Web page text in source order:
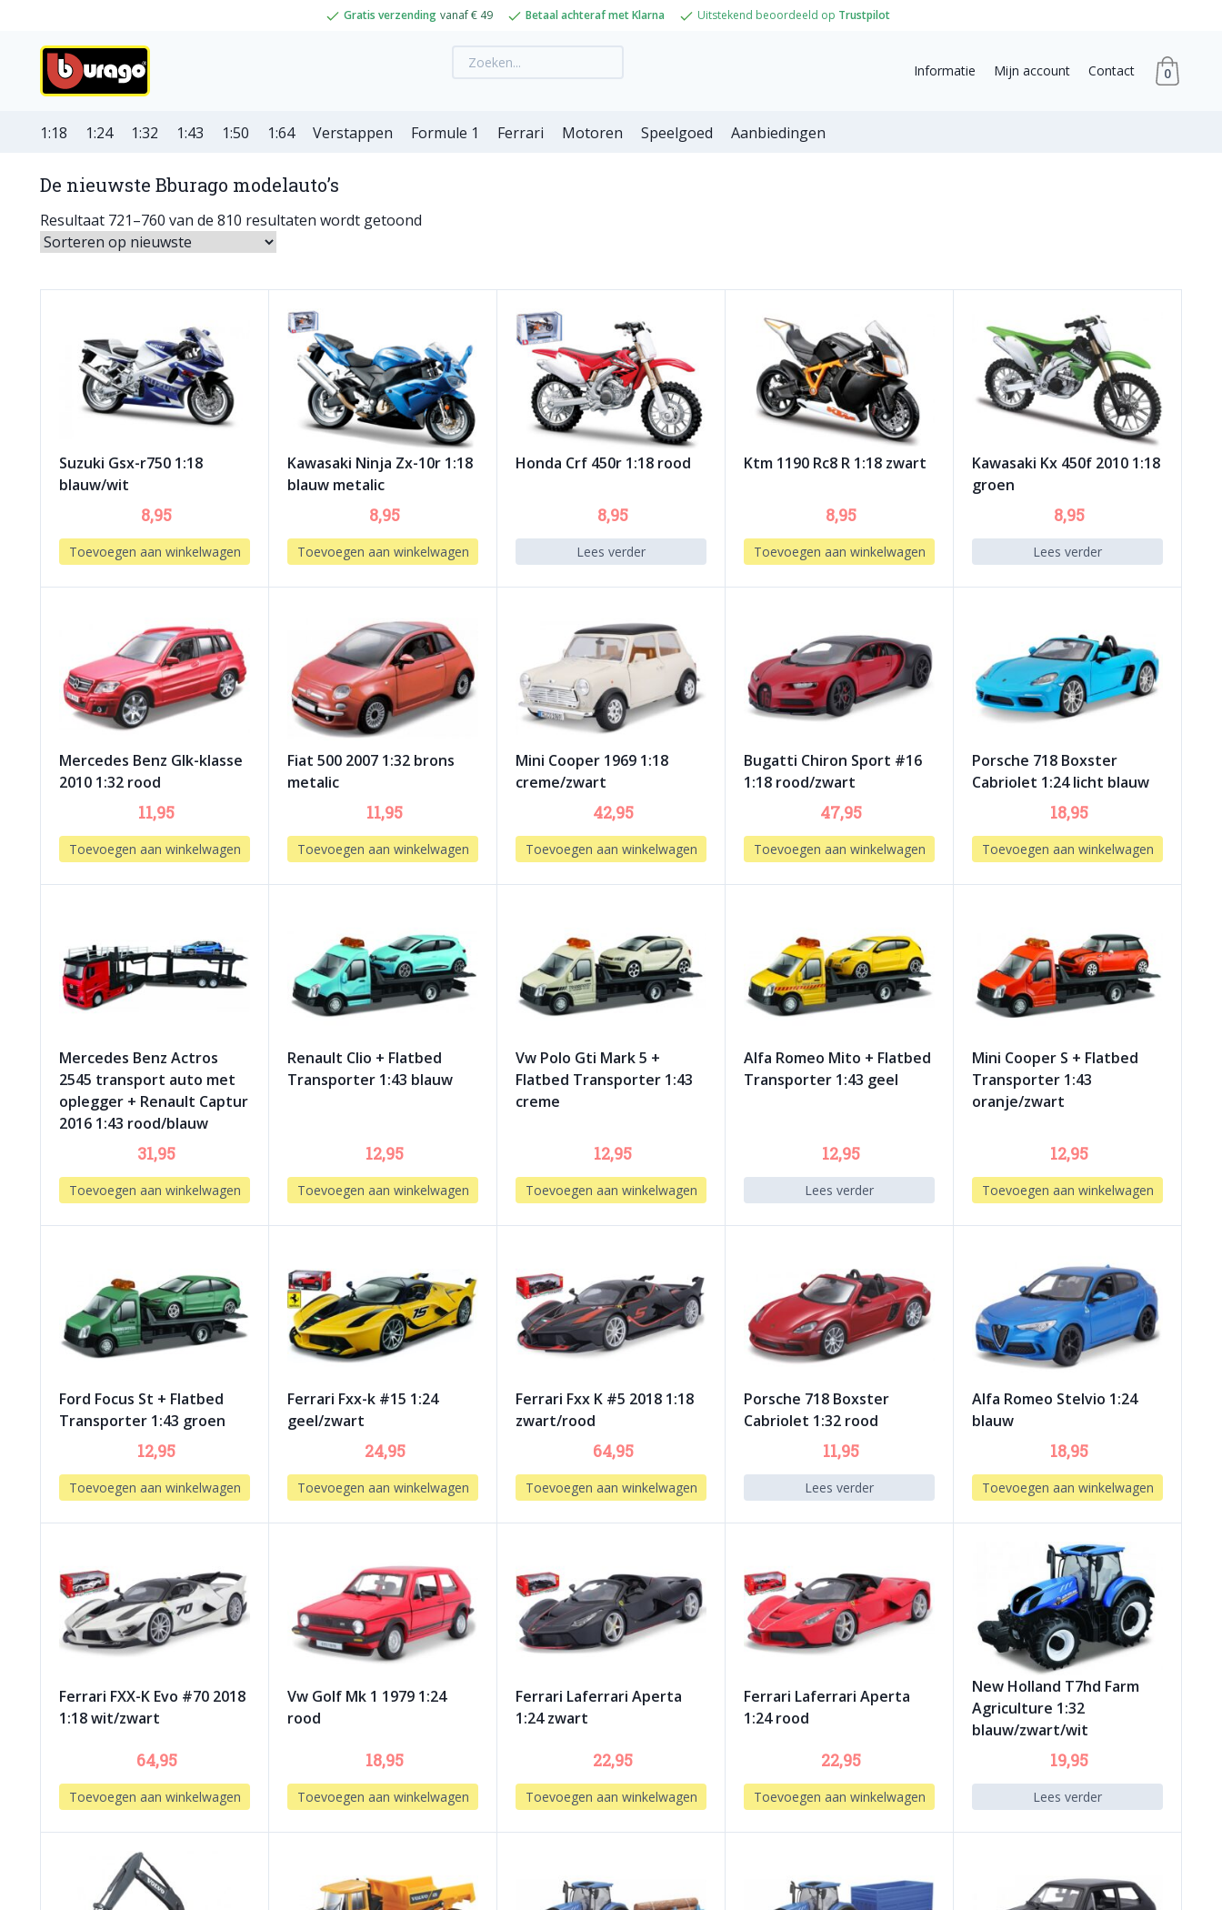
Gratis verzending vanaf € 49 Betaal achteraf met Klarna Uitstekend beoordeeld op Trustpilot
Informatie Mijn account Contact 0
1:18 1:24 1:32 1:43 1:50 1:64 Verstappen Formule 1 Ferrari Motoren Speelgoed Aanbiedingen
De nieuwste Bburago modelauto’s
Resultaat 721–760 van de 810 resultaten wordt getoond
Suzuki Gsx-r750 1:18
blauw/wit
8,95
Toevoegen aan winkelwagen
Kawasaki Ninja Zx-10r 1:18
blauw metalic
8,95
Toevoegen aan winkelwagen
Honda Crf 450r 1:18 rood
8,95
Lees verder
Ktm 1190 Rc8 R 1:18 zwart
8,95
Toevoegen aan winkelwagen
Kawasaki Kx 450f 2010 1:18
groen
8,95
Lees verder
Mercedes Benz Glk-klasse
2010 1:32 rood
11,95
Toevoegen aan winkelwagen
Fiat 500 2007 1:32 brons
metalic
11,95
Toevoegen aan winkelwagen
Mini Cooper 1969 1:18
creme/zwart
42,95
Toevoegen aan winkelwagen
Bugatti Chiron Sport #16
1:18 rood/zwart
47,95
Toevoegen aan winkelwagen
Porsche 718 Boxster
Cabriolet 1:24 licht blauw
18,95
Toevoegen aan winkelwagen
Mercedes Benz Actros
2545 transport auto met
oplegger + Renault Captur
2016 1:43 rood/blauw
31,95
Toevoegen aan winkelwagen
Renault Clio + Flatbed
Transporter 1:43 blauw
12,95
Toevoegen aan winkelwagen
Vw Polo Gti Mark 5 +
Flatbed Transporter 1:43
creme
12,95
Toevoegen aan winkelwagen
Alfa Romeo Mito + Flatbed
Transporter 1:43 geel
12,95
Lees verder
Mini Cooper S + Flatbed
Transporter 1:43
oranje/zwart
12,95
Toevoegen aan winkelwagen
Ford Focus St + Flatbed
Transporter 1:43 groen
12,95
Toevoegen aan winkelwagen
Ferrari Fxx-k #15 1:24
geel/zwart
24,95
Toevoegen aan winkelwagen
Ferrari Fxx K #5 2018 1:18
zwart/rood
64,95
Toevoegen aan winkelwagen
Porsche 718 Boxster
Cabriolet 1:32 rood
11,95
Lees verder
Alfa Romeo Stelvio 1:24
blauw
18,95
Toevoegen aan winkelwagen
Ferrari FXX-K Evo #70 2018
1:18 wit/zwart
64,95
Toevoegen aan winkelwagen
Vw Golf Mk 1 1979 1:24
rood
18,95
Toevoegen aan winkelwagen
Ferrari Laferrari Aperta
1:24 zwart
22,95
Toevoegen aan winkelwagen
Ferrari Laferrari Aperta
1:24 rood
22,95
Toevoegen aan winkelwagen
New Holland T7hd Farm
Agriculture 1:32
blauw/zwart/wit
19,95
Lees verder